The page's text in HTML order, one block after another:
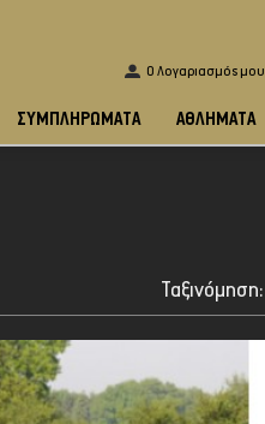
O Λογαριασμός μου
ΣΥΜΠΛΗΡΩΜΑΤΑ ΑΘΛΉΜΑΤΑ
Ταξινόμηση: